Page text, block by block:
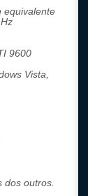
equivalente
9600
Vista,
dos outros.